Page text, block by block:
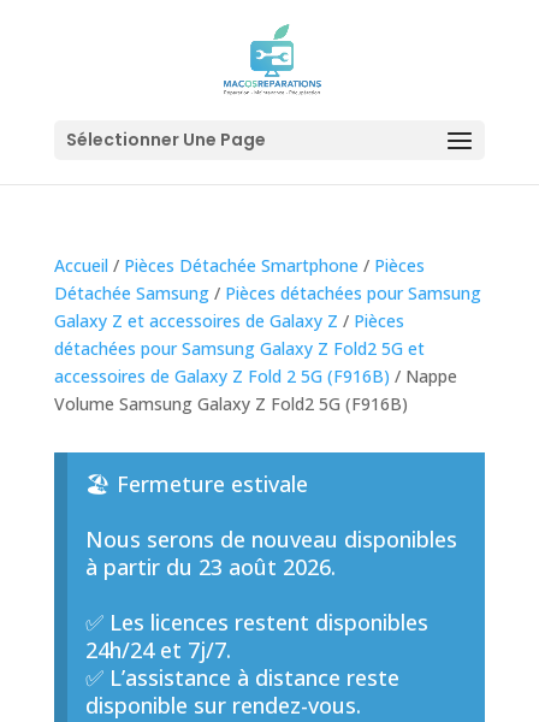
Sélectionner Une Page
Accueil / Pièces Détachée Smartphone / Pièces
Détachée Samsung/ Pièces détachées pour Samsung
Galaxy Z et accessoires de Galaxy Z / Pièces
détachées pour Samsung Galaxy Z Fold2 5G et
accessoires de Galaxy Z Fold 2 5G (F916B) / Nappe
Volume Samsung Galaxy Z Fold2 5G (F916B)
🏖️ Fermeture estivale
Nous serons de nouveau disponibles
à partir du 23 août 2026.
✅ Les licences restent disponibles
24h/24 et 7j/7.
✅ L’assistance à distance reste
disponible sur rendez-vous.